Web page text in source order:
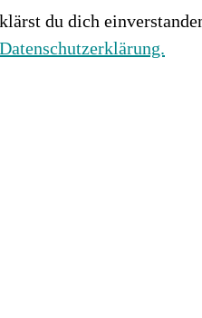
du dich
Datenschutzerklärung.